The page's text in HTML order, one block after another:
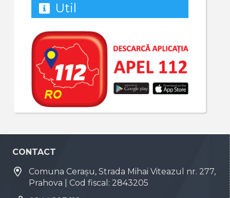
Util
CONTACT
Comuna Cerașu, Strada Mihai Viteazul nr. 277,
Prahova | Cod fiscal: 2843205